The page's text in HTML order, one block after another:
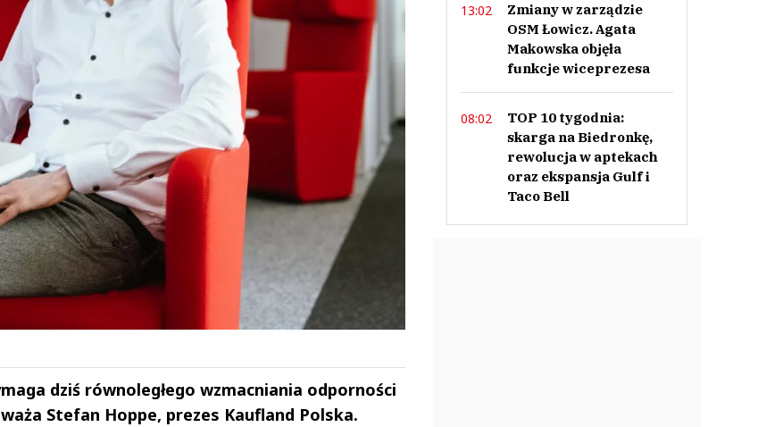
dziś równoległego wzmacniania odporności
Stefan Hoppe, prezes Kaufland Polska.
13:02
Zmiany w zarządzie
OSM Łowicz. Agata
Makowska objęła
funkcje wiceprezesa
08:02
TOP 10 tygodnia:
skarga na Biedronkę,
rewolucja w aptekach
oraz ekspansja Gulf i
Taco Bell